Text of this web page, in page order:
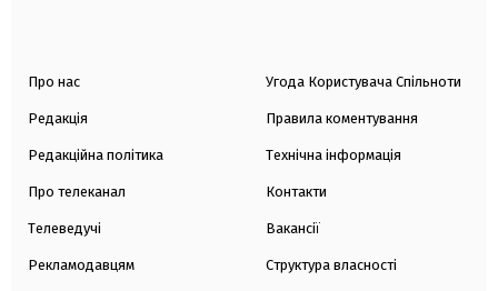
Про нас
Редакція
Редакційна політика
Про телеканал
Телеведучі
Рекламодавцям
Угода Користувача Спільноти
Правила коментування
Технічна інформація
Контакти
Вакансії
Структура власності